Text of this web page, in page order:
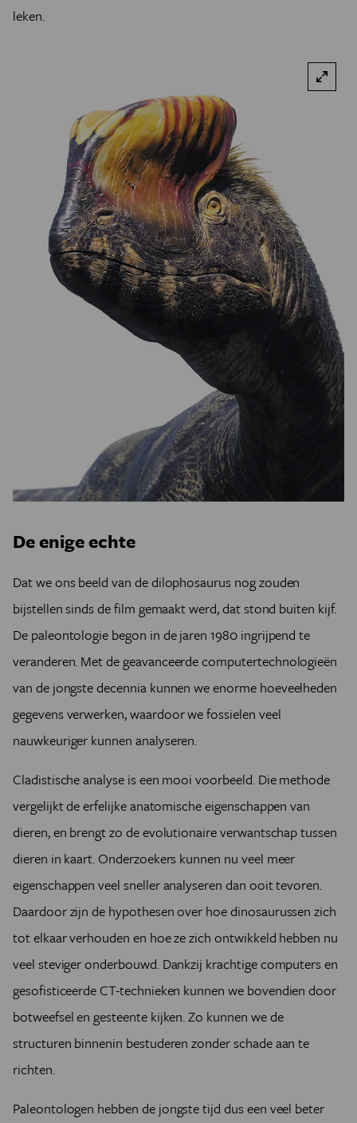
leken.
De enige echte
Dat we ons beeld van de dilophosaurus nog zouden
bijstellen sinds de film gemaakt werd, dat stond buiten kijf.
De paleontologie begon in de jaren 1980 ingrijpend te
veranderen. Met de geavanceerde computertechnologieën
van de jongste decennia kunnen we enorme hoeveelheden
gegevens verwerken, waardoor we fossielen veel
nauwkeuriger kunnen analyseren.
Cladistische analyse is een mooi voorbeeld. Die methode
vergelijkt de erfelijke anatomische eigenschappen van
dieren, en brengt zo de evolutionaire verwantschap tussen
dieren in kaart. Onderzoekers kunnen nu veel meer
eigenschappen veel sneller analyseren dan ooit tevoren.
Daardoor zijn de hypothesen over hoe dinosaurussen zich
tot elkaar verhouden en hoe ze zich ontwikkeld hebben nu
veel steviger onderbouwd. Dankzij krachtige computers en
gesofisticeerde CT-technieken kunnen we bovendien door
botweefsel en gesteente kijken. Zo kunnen we de
structuren binnenin bestuderen zonder schade aan te
richten.
Paleontologen hebben de jongste tijd dus een veel beter